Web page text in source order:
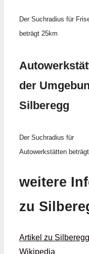
Der Suchradius für
beträgt 25km
der
Silberegg
Der Suchradius für
Autowerkstätten
weitere
zu
Artikel zu
Wikipedia